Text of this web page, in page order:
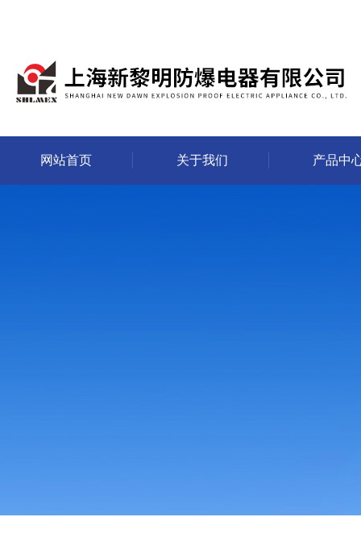
网站首页 关于我们 产品中